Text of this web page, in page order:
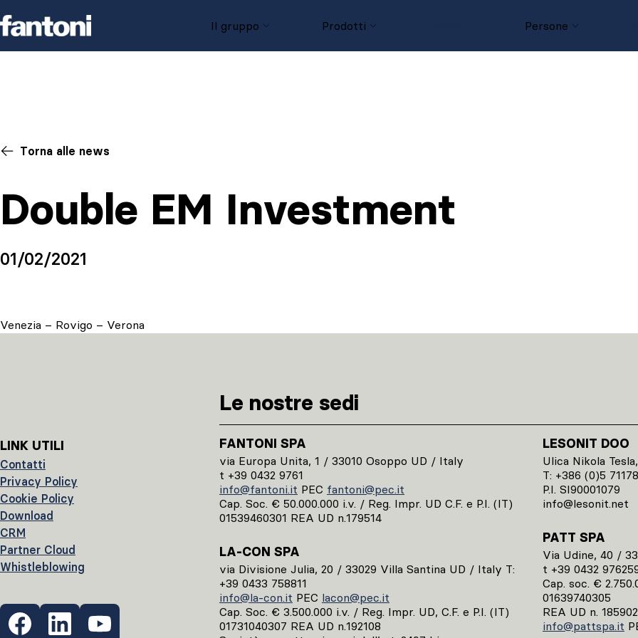
Il gruppo
Prodotti Persone
Torna alle news
Double EM Investment
01/02/2021
Venezia – Rovigo – Verona
LINK UTILI
Contatti
Privacy Policy
Cookie Policy
Download
CRM
Partner Cloud
Whistleblowing
Le nostre sedi
FANTONI SPA
via Europa Unita, 1 / 33010 Osoppo UD / Italy
t +39 0432 9761
info@fantoni.it PEC fantoni@pec.it
Cap. Soc. € 50.000.000 i.v. / Reg. Impr. UD C.F. e P.I. (IT)
01539460301 REA UD n.179514
LA-CON SPA
via Divisione Julia, 20 / 33029 Villa Santina UD / Italy T:
+39 0433 758811
info@la-con.it PEC lacon@pec.it
Cap. Soc. € 3.500.000 i.v. / Reg. Impr. UD, C.F. e P.I. (IT)
01731040307 REA UD n.192108
LESONIT DOO
Ulica Nikola
T: +386 (0)5
P.I. SI90001079
info@lesonit.net
PATT SPA
Via Udine, 40 /
t +39 0432
Cap. soc. €
01639740305
REA UD n. 185902
info@pattspa.it